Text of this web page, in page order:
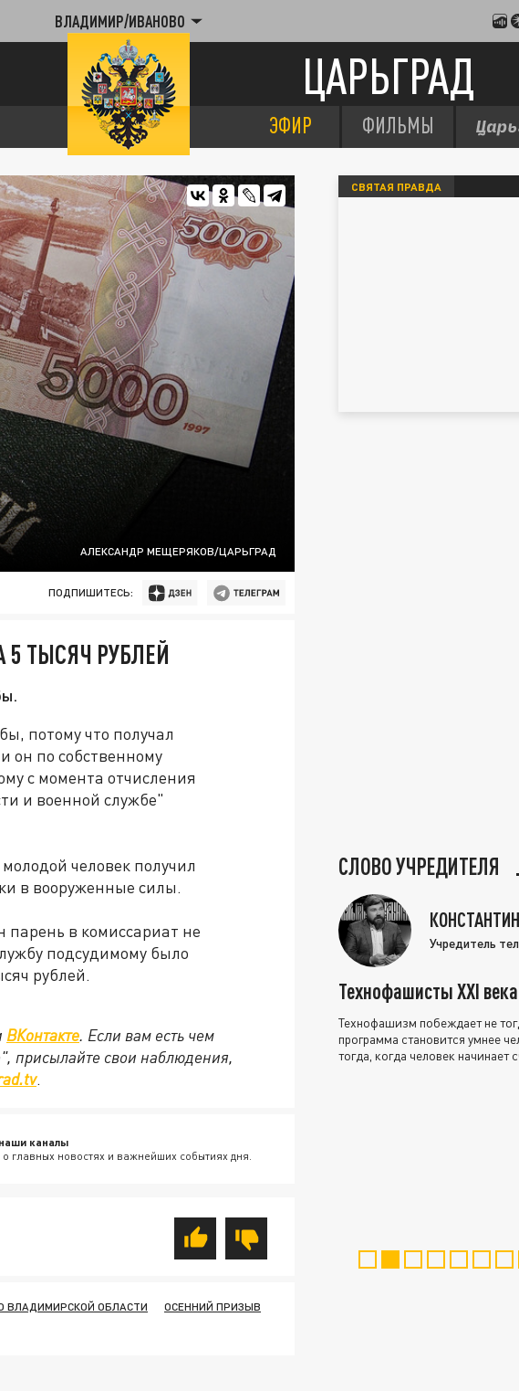
ВЛАДИМИР/ИВАНОВО
ЦАРЬГРАД
ЭФИР ФИЛЬМЫ
АЛЕКСАНДР МЕЩЕРЯКОВ/ЦАРЬГРАД
ПОДПИШИТЕСЬ:
ТЫСЯЧ РУБЛЕЙ
потому что получал
он по собственному
с момента отчисления
и военной службе"
человек получил
в вооруженные силы.
в комиссариат не
подсудимому было
рублей.
ВКонтакте. Если вам есть чем
присылайте свои наблюдения,
.
каналы
главных новостях и важнейших событиях дня.
ВЛАДИМИРСКОЙ ОБЛАСТИ
ОСЕННИЙ ПРИЗЫВ
СВЯТАЯ ПРАВДА
СЛОВО УЧРЕДИТЕЛЯ
Учредитель
Технофашисты XXI века
Технофашизм побеждает не
программа становится умнее
тогда, когда человек начинает